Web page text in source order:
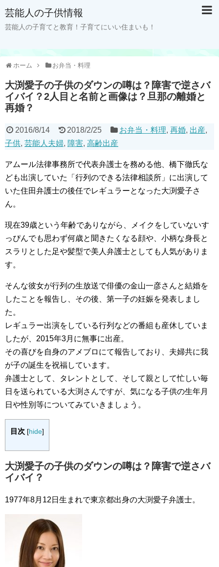
芸能人の子供情報
芸能人の子育てと教育！子育てにいい住まいも！
ホーム お弁当・料理
大渕愛子の子供のダウンの噂は？障害で逆さバ
イバイ？2人目と名前と画像は？旦那の離婚と
再婚？
2016/8/14 2018/2/25 お弁当・料理,再婚, 出産,
子供, 芸能人夫婦, 障害, 高齢出産
アムール法律事務所で代表弁護士を務める他、橋下徹氏な
ども出演していた「行列のできる法律相談所」に出演して
いた住田弁護士の後任でレギュラーとなった大渕愛子さ
ん。
現在39歳という年齢でありながら、メイクをしていないす
っぴんでも思わず何歳と聞きたくなる顔や、小柄な身長と
スラリとした足や髪型で美人弁護士としても人気がありま
す。
そんな彼女が行列の生放送で俳優の金山一彦さんと結婚を
したことを報告し、その後、第一子の妊娠を発表しまし
た。
レギュラー出演をしている行列などの番組も産休していま
したが、2015年3月に無事に出産。
その喜びを自身のアメブロにて報告しており、夫婦共に我
が子の誕生を祝福しています。
弁護士として、タレントとして、そして親として忙しい毎
日を送られている大渕さんですが、気になる子供の生年月
日や性別等についてみていきましょう。
目次 [hide]
大渕愛子の子供のダウンの噂は？障害で逆さバ
イバイ？
1977年8月12日生まれで東京都出身の大渕愛子弁護士。